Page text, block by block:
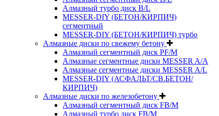
Алмазный турбо диск B/L
MESSER-DIY (БЕТОН/КИРПИЧ)
сегментный
MESSER-DIY (БЕТОН/КИРПИЧ) турбо
Алмазные диски по свежему бетону
Алмазный сегментный диск PF/M
Алмазные сегментные диски MESSER A/A
Алмазные сегментные диски MESSER A/L
MESSER-DIY (АСФАЛЬТ/СВ.БЕТОН/
КИРПИЧ)
Алмазные диски по железобетону
Алмазный сегментный диск FB/M
Алмазный турбо диск FB/M